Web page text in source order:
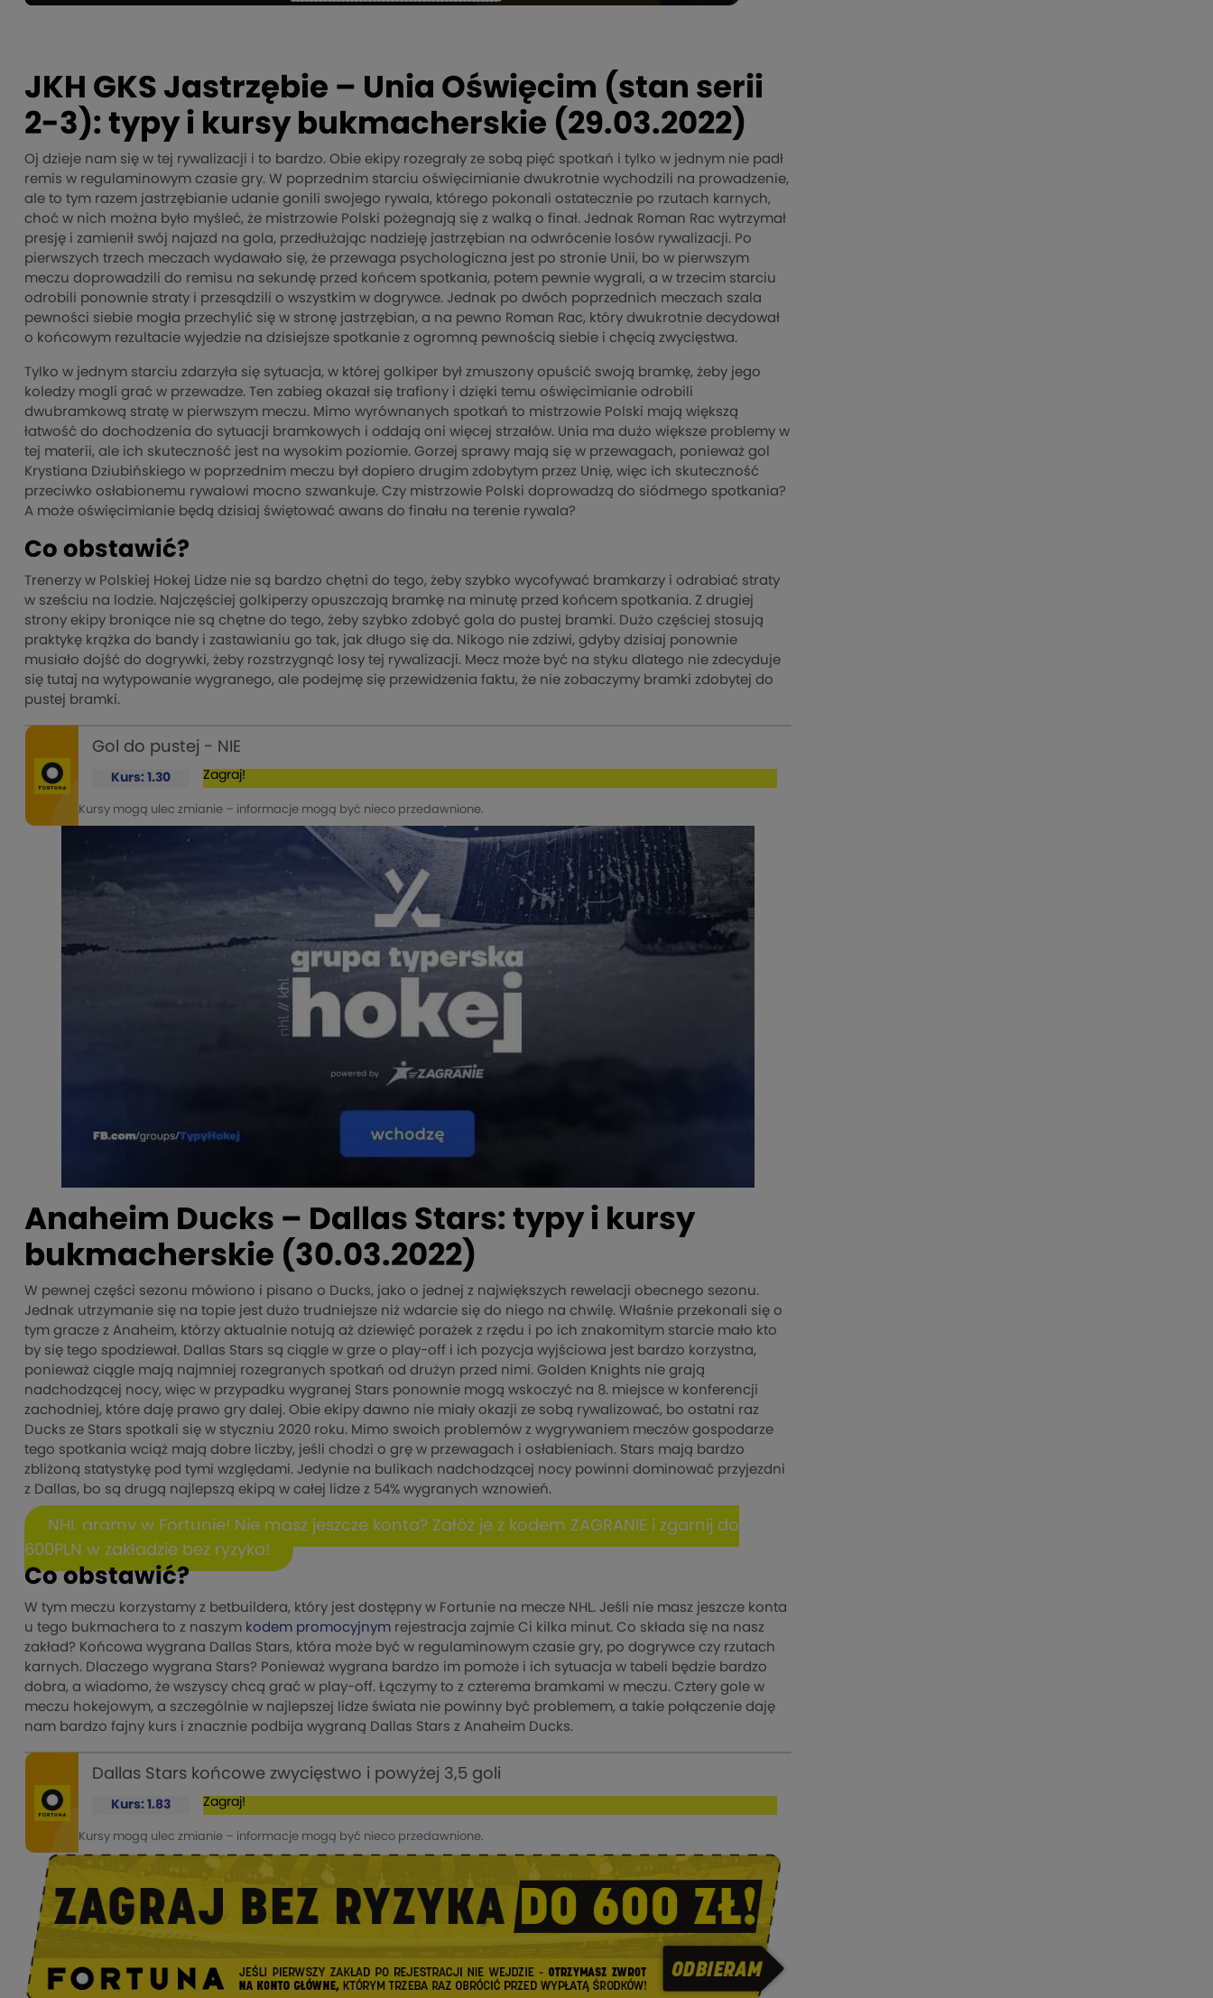
JKH GKS Jastrzębie – Unia Oświęcim (stan serii
2-3): typy i kursy bukmacherskie (29.03.2022)
Oj dzieje nam się w tej rywalizacji i to bardzo. Obie ekipy rozegrały ze sobą pięć spotkań i tylko w jednym nie padł
remis w regulaminowym czasie gry. W poprzednim starciu oświęcimianie dwukrotnie wychodzili na prowadzenie,
ale to tym razem jastrzębianie udanie gonili swojego rywala, którego pokonali ostatecznie po rzutach karnych,
choć w nich można było myśleć, że mistrzowie Polski pożegnają się z walką o finał. Jednak Roman Rac wytrzymał
presję i zamienił swój najazd na gola, przedłużając nadzieję jastrzębian na odwrócenie losów rywalizacji. Po
pierwszych trzech meczach wydawało się, że przewaga psychologiczna jest po stronie Unii, bo w pierwszym
meczu doprowadzili do remisu na sekundę przed końcem spotkania, potem pewnie wygrali, a w trzecim starciu
odrobili ponownie straty i przesądzili o wszystkim w dogrywce. Jednak po dwóch poprzednich meczach szala
pewności siebie mogła przechylić się w stronę jastrzębian, a na pewno Roman Rac, który dwukrotnie decydował
o końcowym rezultacie wyjedzie na dzisiejsze spotkanie z ogromną pewnością siebie i chęcią zwycięstwa.
Tylko w jednym starciu zdarzyła się sytuacja, w której golkiper był zmuszony opuścić swoją bramkę, żeby jego
koledzy mogli grać w przewadze. Ten zabieg okazał się trafiony i dzięki temu oświęcimianie odrobili
dwubramkową stratę w pierwszym meczu. Mimo wyrównanych spotkań to mistrzowie Polski mają większą
łatwość do dochodzenia do sytuacji bramkowych i oddają oni więcej strzałów. Unia ma dużo większe problemy w
tej materii, ale ich skuteczność jest na wysokim poziomie. Gorzej sprawy mają się w przewagach, ponieważ gol
Krystiana Dziubińskiego w poprzednim meczu był dopiero drugim zdobytym przez Unię, więc ich skuteczność
przeciwko osłabionemu rywalowi mocno szwankuje. Czy mistrzowie Polski doprowadzą do siódmego spotkania?
A może oświęcimianie będą dzisiaj świętować awans do finału na terenie rywala?
Co obstawić?
Trenerzy w Polskiej Hokej Lidze nie są bardzo chętni do tego, żeby szybko wycofywać bramkarzy i odrabiać straty
w sześciu na lodzie. Najczęściej golkiperzy opuszczają bramkę na minutę przed końcem spotkania. Z drugiej
strony ekipy broniące nie są chętne do tego, żeby szybko zdobyć gola do pustej bramki. Dużo częściej stosują
praktykę krążka do bandy i zastawianiu go tak, jak długo się da. Nikogo nie zdziwi, gdyby dzisiaj ponownie
musiało dojść do dogrywki, żeby rozstrzygnąć losy tej rywalizacji. Mecz może być na styku dlatego nie zdecyduje
się tutaj na wytypowanie wygranego, ale podejmę się przewidzenia faktu, że nie zobaczymy bramki zdobytej do
pustej bramki.
Gol do pustej - NIE
Kurs: 1.30 Zagraj!
Kursy mogą ulec zmianie – informacje mogą być nieco przedawnione.
Anaheim Ducks – Dallas Stars: typy i kursy
bukmacherskie (30.03.2022)
W pewnej części sezonu mówiono i pisano o Ducks, jako o jednej z największych rewelacji obecnego sezonu.
Jednak utrzymanie się na topie jest dużo trudniejsze niż wdarcie się do niego na chwilę. Właśnie przekonali się o
tym gracze z Anaheim, którzy aktualnie notują aż dziewięć porażek z rzędu i po ich znakomitym starcie mało kto
by się tego spodziewał. Dallas Stars są ciągle w grze o play-off i ich pozycja wyjściowa jest bardzo korzystna,
ponieważ ciągle mają najmniej rozegranych spotkań od drużyn przed nimi. Golden Knights nie grają
nadchodzącej nocy, więc w przypadku wygranej Stars ponownie mogą wskoczyć na 8. miejsce w konferencji
zachodniej, które daję prawo gry dalej. Obie ekipy dawno nie miały okazji ze sobą rywalizować, bo ostatni raz
Ducks ze Stars spotkali się w styczniu 2020 roku. Mimo swoich problemów z wygrywaniem meczów gospodarze
tego spotkania wciąż mają dobre liczby, jeśli chodzi o grę w przewagach i osłabieniach. Stars mają bardzo
zbliżoną statystykę pod tymi względami. Jedynie na bulikach nadchodzącej nocy powinni dominować przyjezdni
z Dallas, bo są drugą najlepszą ekipą w całej lidze z 54% wygranych wznowień.
NHL gramy w Fortunie! Nie masz jeszcze konta? Załóż je z kodem ZAGRANIE i zgarnij do
600PLN w zakładzie bez ryzyka!
Co obstawić?
W tym meczu korzystamy z betbuildera, który jest dostępny w Fortunie na mecze NHL. Jeśli nie masz jeszcze konta
u tego bukmachera to z naszym kodem promocyjnym rejestracja zajmie Ci kilka minut. Co składa się na nasz
zakład? Końcowa wygrana Dallas Stars, która może być w regulaminowym czasie gry, po dogrywce czy rzutach
karnych. Dlaczego wygrana Stars? Ponieważ wygrana bardzo im pomoże i ich sytuacja w tabeli będzie bardzo
dobra, a wiadomo, że wszyscy chcą grać w play-off. Łączymy to z czterema bramkami w meczu. Cztery gole w
meczu hokejowym, a szczególnie w najlepszej lidze świata nie powinny być problemem, a takie połączenie daję
nam bardzo fajny kurs i znacznie podbija wygraną Dallas Stars z Anaheim Ducks.
Dallas Stars końcowe zwycięstwo i powyżej 3,5 goli
Kurs: 1.83 Zagraj!
Kursy mogą ulec zmianie – informacje mogą być nieco przedawnione.